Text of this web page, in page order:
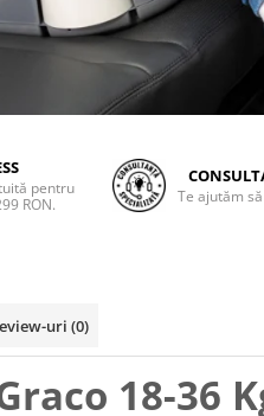
pentru
RON.
Te ajutăm
uri (0)
18-36